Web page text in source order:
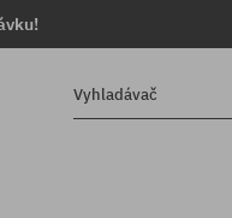
Vyhladávač